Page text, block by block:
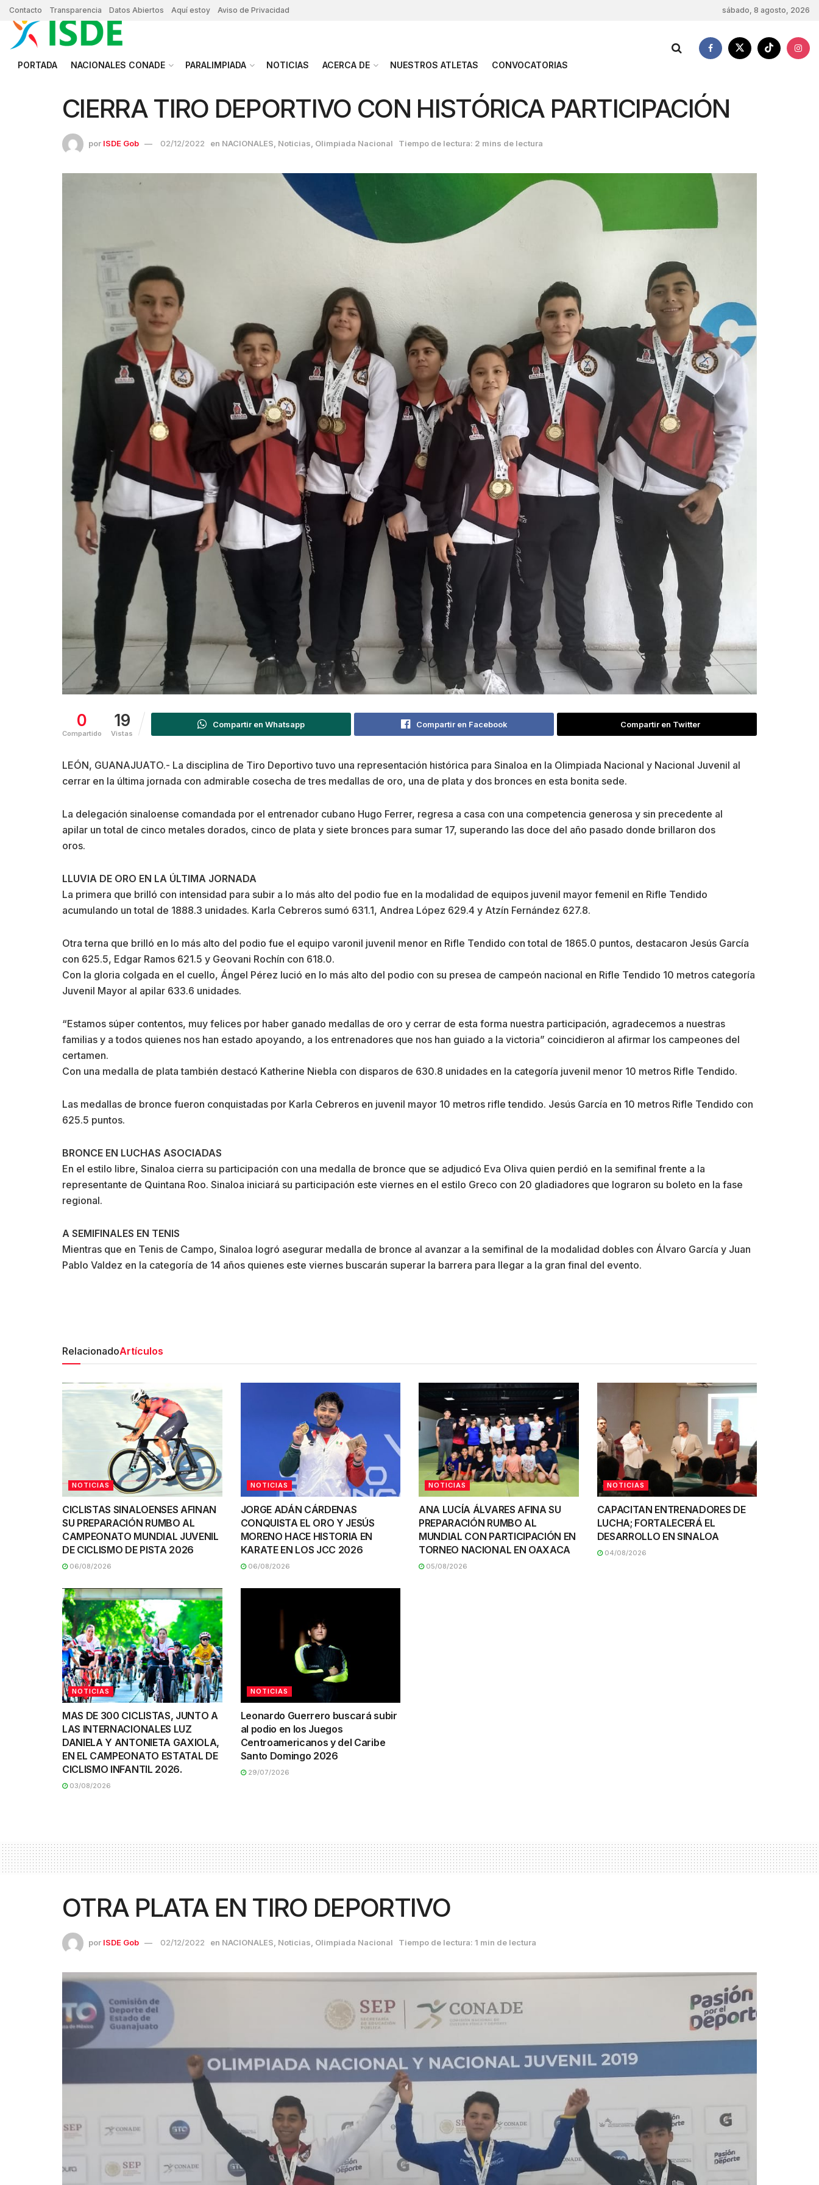
Contacto Transparencia Datos Abiertos Aquí estoy Aviso de Privacidad sábado, 8 agosto, 2026
PORTADA NACIONALES CONADE PARALIMPIADA NOTICIAS ACERCA DE NUESTROS ATLETAS CONVOCATORIAS
CIERRA TIRO DEPORTIVO CON HISTÓRICA PARTICIPACIÓN
por ISDE Gob 02/12/2022 en NACIONALES Noticias Olimpiada Nacional Tiempo de lectura: 2 mins de lectura
0
Compartido
19
Vistas
Compartir en Whatsapp Compartir en Facebook Compartir en Twitter
LEÓN, GUANAJUATO.- La disciplina de Tiro Deportivo tuvo una representación histórica para Sinaloa en la Olimpiada Nacional y Nacional Juvenil al
cerrar en la última jornada con admirable cosecha de tres medallas de oro, una de plata y dos bronces en esta bonita sede.
La delegación sinaloense comandada por el entrenador cubano Hugo Ferrer, regresa a casa con una competencia generosa y sin precedente al
apilar un total de cinco metales dorados, cinco de plata y siete bronces para sumar 17, superando las doce del año pasado donde brillaron dos
oros.
LLUVIA DE ORO EN LA ÚLTIMA JORNADA
La primera que brilló con intensidad para subir a lo más alto del podio fue en la modalidad de equipos juvenil mayor femenil en Rifle Tendido
acumulando un total de 1888.3 unidades. Karla Cebreros sumó 631.1, Andrea López 629.4 y Atzín Fernández 627.8.
Otra terna que brilló en lo más alto del podio fue el equipo varonil juvenil menor en Rifle Tendido con total de 1865.0 puntos, destacaron Jesús García
con 625.5, Edgar Ramos 621.5 y Geovani Rochín con 618.0.
Con la gloria colgada en el cuello, Ángel Pérez lució en lo más alto del podio con su presea de campeón nacional en Rifle Tendido 10 metros categoría
Juvenil Mayor al apilar 633.6 unidades.
“Estamos súper contentos, muy felices por haber ganado medallas de oro y cerrar de esta forma nuestra participación, agradecemos a nuestras
familias y a todos quienes nos han estado apoyando, a los entrenadores que nos han guiado a la victoria” coincidieron al afirmar los campeones del
certamen.
Con una medalla de plata también destacó Katherine Niebla con disparos de 630.8 unidades en la categoría juvenil menor 10 metros Rifle Tendido.
Las medallas de bronce fueron conquistadas por Karla Cebreros en juvenil mayor 10 metros rifle tendido. Jesús García en 10 metros Rifle Tendido con
625.5 puntos.
BRONCE EN LUCHAS ASOCIADAS
En el estilo libre, Sinaloa cierra su participación con una medalla de bronce que se adjudicó Eva Oliva quien perdió en la semifinal frente a la
representante de Quintana Roo. Sinaloa iniciará su participación este viernes en el estilo Greco con 20 gladiadores que lograron su boleto en la fase
regional.
A SEMIFINALES EN TENIS
Mientras que en Tenis de Campo, Sinaloa logró asegurar medalla de bronce al avanzar a la semifinal de la modalidad dobles con Álvaro García y Juan
Pablo Valdez en la categoría de 14 años quienes este viernes buscarán superar la barrera para llegar a la gran final del evento.
RelacionadoArtículos
NOTICIAS
CICLISTAS SINALOENSES AFINAN
SU PREPARACIÓN RUMBO AL
CAMPEONATO MUNDIAL JUVENIL
DE CICLISMO DE PISTA 2026
06/08/2026
NOTICIAS
JORGE ADÁN CÁRDENAS
CONQUISTA EL ORO Y JESÚS
MORENO HACE HISTORIA EN
KARATE EN LOS JCC 2026
06/08/2026
NOTICIAS
ANA LUCÍA ÁLVARES AFINA SU
PREPARACIÓN RUMBO AL
MUNDIAL CON PARTICIPACIÓN EN
TORNEO NACIONAL EN OAXACA
05/08/2026
NOTICIAS
CAPACITAN ENTRENADORES DE
LUCHA; FORTALECERÁ EL
DESARROLLO EN SINALOA
04/08/2026
NOTICIAS
MAS DE 300 CICLISTAS, JUNTO A
LAS INTERNACIONALES LUZ
DANIELA Y ANTONIETA GAXIOLA,
EN EL CAMPEONATO ESTATAL DE
CICLISMO INFANTIL 2026.
03/08/2026
NOTICIAS
Leonardo Guerrero buscará subir
al podio en los Juegos
Centroamericanos y del Caribe
Santo Domingo 2026
29/07/2026
OTRA PLATA EN TIRO DEPORTIVO
por ISDE Gob 02/12/2022 en NACIONALES Noticias Olimpiada Nacional Tiempo de lectura: 1 min de lectura